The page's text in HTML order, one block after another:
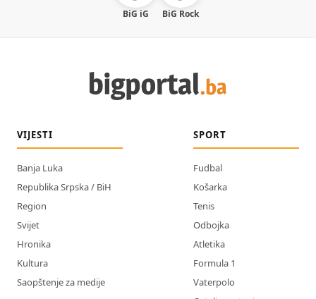
BiG iG BiG Rock
VIJESTI
Banja Luka
Republika Srpska / BiH
Region
Svijet
Hronika
Kultura
Saopštenje za medije
SPORT
Fudbal
Košarka
Tenis
Odbojka
Atletika
Formula 1
Vaterpolo